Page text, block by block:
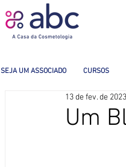
SEJA UM ASSOCIADO CURSOS
Um
13 de fev. de 2023